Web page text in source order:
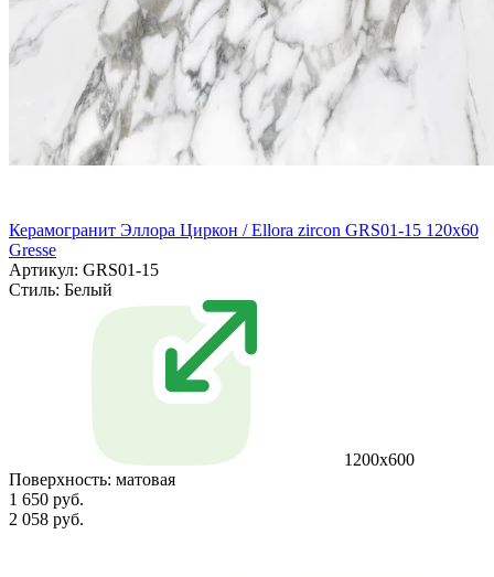
Керамогранит Эллора Циркон / Ellora zircon GRS01-15 120х60
Gresse
Артикул: GRS01-15
Стиль: Белый
1200х600
Поверхность: матовая
1 650 руб.
2 058 руб.